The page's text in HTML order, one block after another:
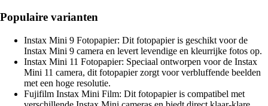
Populaire varianten
Instax Mini 9 Fotopapier: Dit fotopapier is geschikt voor de
Instax Mini 9 camera en levert levendige en kleurrijke fotos op.
Instax Mini 11 Fotopapier: Speciaal ontworpen voor de Instax
Mini 11 camera, dit fotopapier zorgt voor verbluffende beelden
met een hoge resolutie.
Fujifilm Instax Mini Film: Dit fotopapier is compatibel met